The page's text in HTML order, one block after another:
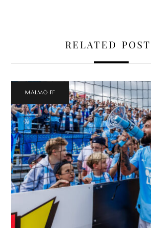
RELATED
MALMÖ FF